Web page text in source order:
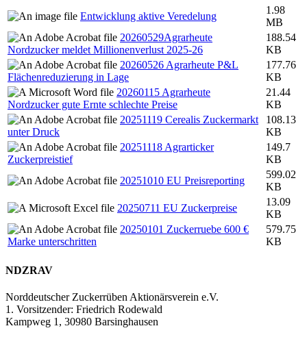
Entwicklung aktive Veredelung
1.98
MB
20260529Agrarheute
Nordzucker meldet Millionenverlust 2025-26
188.54
KB
20260526 Agrarheute P&L
Flächenreduzierung in Lage
177.76
KB
20260115 Agrarheute
Nordzucker gute Ernte schlechte Preise
21.44
KB
20251119 Cerealis Zuckermarkt
unter Druck
108.13
KB
20251118 Agrarticker
Zuckerpreistief
149.7
KB
20251010 EU Preisreporting
599.02
KB
20250711 EU Zuckerpreise
13.09
KB
20250101 Zuckerruebe 600 €
Marke unterschritten
579.75
KB
NDZRAV
Norddeutscher Zuckerrüben Aktionärsverein e.V.
1. Vorsitzender: Friedrich Rodewald
Kampweg 1, 30980 Barsinghausen